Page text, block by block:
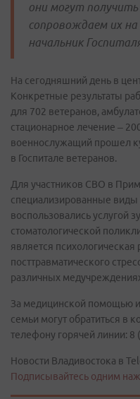
они могут
сопровождаем их на
начальник
На сегодняшний день в
Конкретные результаты
для 702 ветеранов,
стационарное лечение –
военнослужащий прошел
в Госпитале ветеранов.
Для участников СВО в
специализированные
воспользовались услугой
стоматологической
является психологическая
посттравматического
различных
За медицинской помощью и
семьи могут обратиться в
телефону горячей линии: 8
Новости Владивостока в
Подписывайтесь одним